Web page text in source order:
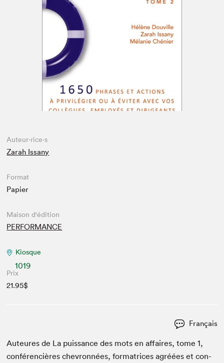
Espace médias
Auteur·rice·s
Zarah Issany
Format
Papier
Maison d'édition
PERFORMANCE
Kiosque
1019
Prix
21.95$
Français
Auteures de La puis­sance des mots en affaires, tome1,
con­féren­cières chevron­nées, for­ma­tri­ces agréées et con­